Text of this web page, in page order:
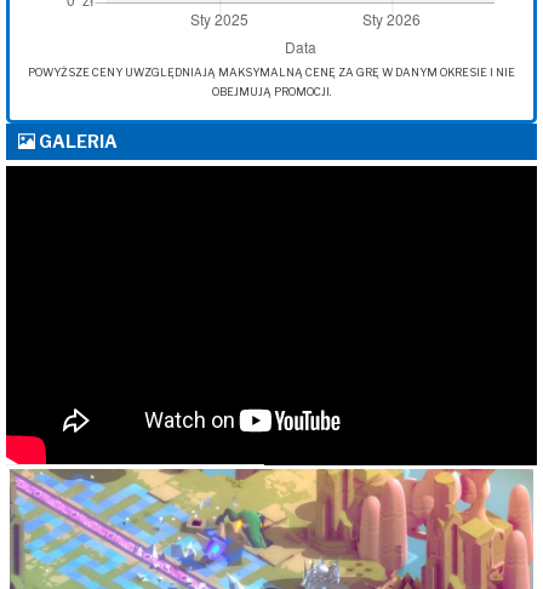
POWYŻSZE CENY UWZGLĘDNIAJĄ MAKSYMALNĄ CENĘ ZA GRĘ W DANYM OKRESIE I NIE
OBEJMUJĄ PROMOCJI.
GALERIA